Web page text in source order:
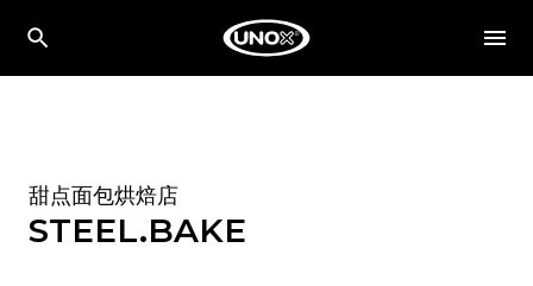
甜点面包烘焙店
STEEL.BAKE